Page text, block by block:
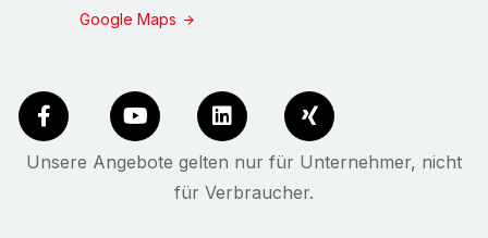
Google Maps
Unsere Angebote gelten nur für Unternehmer, nicht
für Verbraucher.